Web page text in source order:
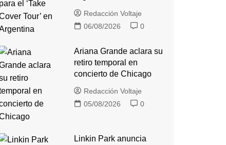
Redacción Voltaje
06/08/2026
0
Ariana Grande aclara su
retiro temporal en
concierto de Chicago
Redacción Voltaje
05/08/2026
0
Linkin Park anuncia